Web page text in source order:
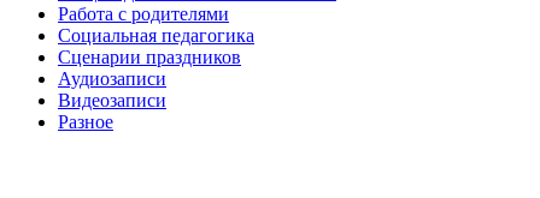
Работа с родителями
Социальная педагогика
Сценарии праздников
Аудиозаписи
Видеозаписи
Разное